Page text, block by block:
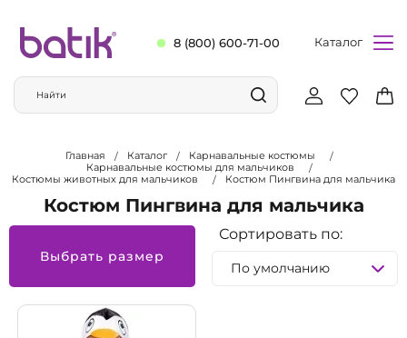
8 (800) 600-71-00 Каталог
Главная Каталог
Карнавальные костюмы
Карнавальные костюмы для мальчиков
Костюмы животных для мальчиков
Костюм Пингвина для мальчика
Костюм Пингвина для мальчика
Выбрать размер
Сортировать по: